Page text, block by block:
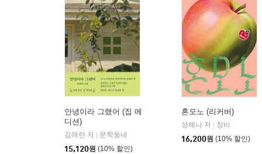
안녕이라 그랬어 (집 에
디션)
김애란 저
문학동네
15,120원 (10% 할인)
혼모노 (리커버)
성해나 저
창비
16,200원 (10% 할인)